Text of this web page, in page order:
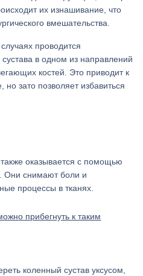
их изнашивание, что
вмешательства.
проводится
в одном из направлений
костей. Это приводит к
но зато позволяет избавиться
оказывается с помощью
Они снимают боли и
процессы в тканях.
прибегнуть к таким
коленный сустав уксусом,